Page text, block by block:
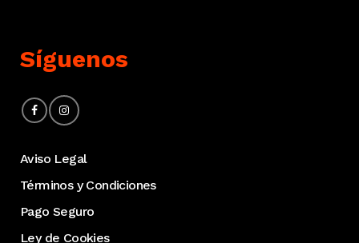
Síguenos
Aviso Legal
Términos y Condiciones
Pago Seguro
Ley de Cookies